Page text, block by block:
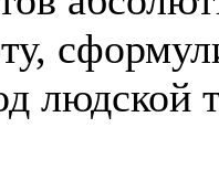
людской